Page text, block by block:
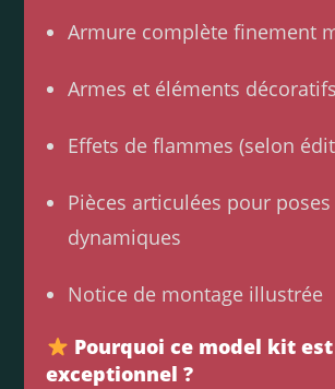
Armure complète finement
Armes et éléments décoratifs
Effets de flammes (selon
Pièces articulées pour poses
dynamiques
Notice de montage illustrée
Pourquoi ce model kit est
exceptionnel ?